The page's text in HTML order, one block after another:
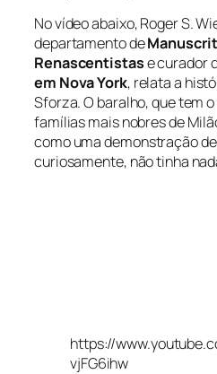
No vídeo abaixo, Roger S.
departamento de
Renascentistase curador
em Nova York, relata a
Sforza. O baralho, que tem
famílias mais nobres de
como uma demonstração
curiosamente, não tinha
https://
vjFG6ihw